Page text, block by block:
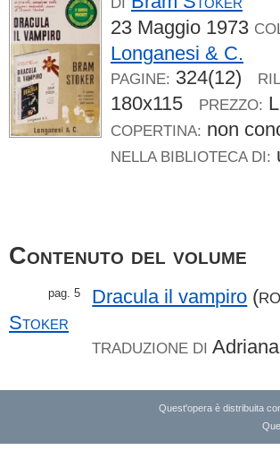
23 Maggio 1973
Longanesi & C.
PAGINE: 324(12)
180x115
PREZZO:
COPERTINA: non
NELLA BIBLIOTECA DI:
Contenuto del volume
pag. 5 Dracula il vampiro (
Stoker
TRADUZIONE DI
Quest'opera è distribuita